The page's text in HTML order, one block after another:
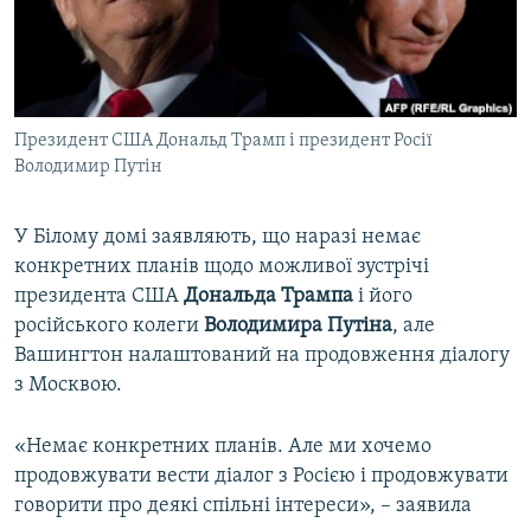
ВІДЕОУРОКИ «ELIFBE»
СВІДЧЕННЯ ОКУПАЦІЇ
УКРАЇНСЬКА ПРОБЛЕМА КРИМУ
ІНФОГРАФІКА
Русский
Qırımtatar
ДОЛУЧАЙСЯ!
Усі сайти RFE/RL
Президент США Дональд Трамп і президент Росії
Володимир Путін
У Білому домі заявляють, що наразі немає
конкретних планів щодо можливої зустрічі
президента США Дональда Трампа і його
російського колеги Володимира Путіна, але
Вашингтон налаштований на продовження діалогу
з Москвою.
«Немає конкретних планів. Але ми хочемо
продовжувати вести діалог з Росією і продовжувати
говорити про деякі спільні інтереси», – заявила